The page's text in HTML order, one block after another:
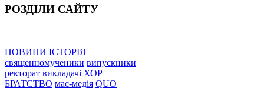
РОЗДІЛИ САЙТУ
НОВИНИ ІСТОРІЯ
священномученики випускники
ректорат викладачі ХОР
БРАТСТВО мас-медія QUO